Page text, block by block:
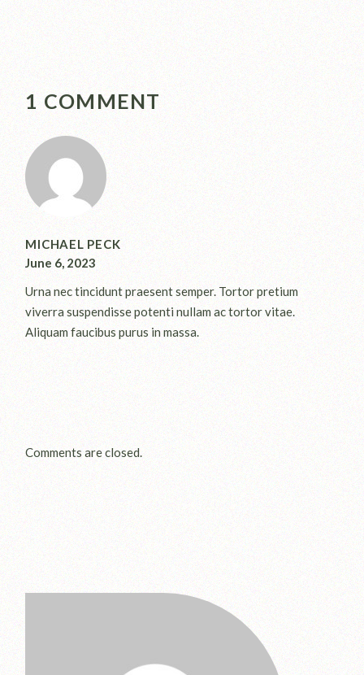
1 COMMENT
MICHAEL PECK
June 6, 2023
Urna nec tincidunt praesent semper. Tortor pretium
viverra suspendisse potenti nullam ac tortor vitae.
Aliquam faucibus purus in massa.
Comments are closed.